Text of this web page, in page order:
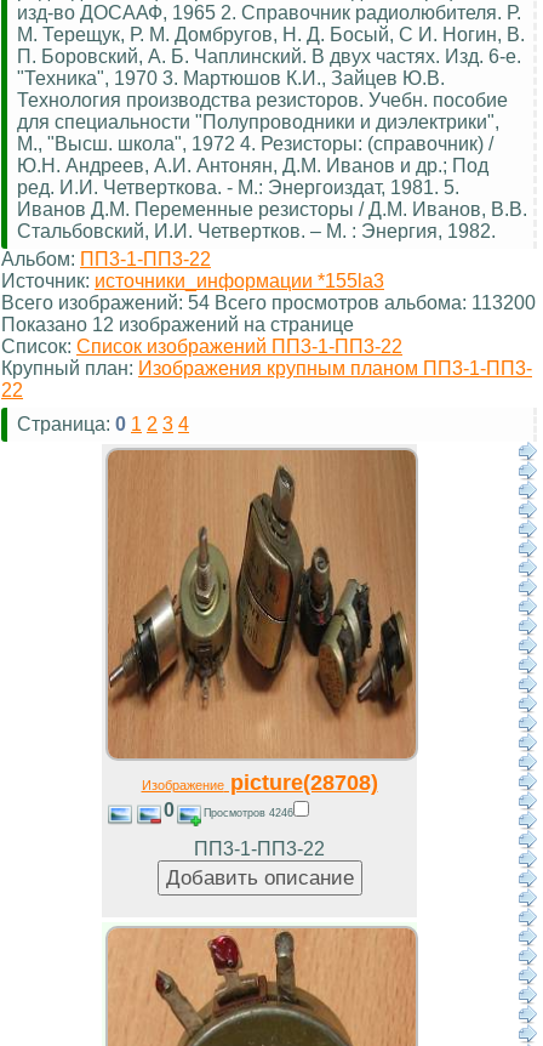
изд-во ДОСААФ, 1965 2. Справочник радиолюбителя. Р.
М. Терещук, Р. М. Домбругов, Н. Д. Босый, С И. Ногин, В.
П. Боровский, А. Б. Чаплинский. В двух частях. Изд. 6-е.
"Техника", 1970 3. Мартюшов К.И., Зайцев Ю.В.
Технология производства резисторов. Учебн. пособие
для специальности "Полупроводники и диэлектрики",
М., "Высш. школа", 1972 4. Резисторы: (справочник) /
Ю.Н. Андреев, А.И. Антонян, Д.М. Иванов и др.; Под
ред. И.И. Четверткова. - М.: Энергоиздат, 1981. 5.
Иванов Д.М. Переменные резисторы / Д.М. Иванов, В.В.
Стальбовский, И.И. Четвертков. – М. : Энергия, 1982.
Альбом: ПП3-1-ПП3-22
Источник: источники_информации *155la3
Всего изображений: 54 Всего просмотров альбома: 113200
Показано 12 изображений на странице
Список: Список изображений ПП3-1-ПП3-22
Крупный план: Изображения крупным планом ПП3-1-ПП3-
22
Страница: 0 1 2 3 4
Изображениеpicture(28708)
0 Просмотров 4246
ПП3-1-ПП3-22